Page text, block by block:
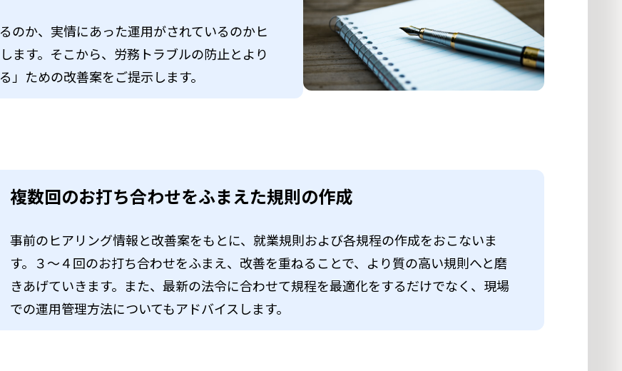
のか、実情にあった運用がされているのかヒ
ます。そこから、労務トラブルの防止とより
」ための改善案をご提示します。
複数回のお打ち合わせをふまえた規則の作成
事前のヒアリング情報と改善案をもとに、就業規則および各規程の作成をおこないま
す。３～４回のお打ち合わせをふまえ、改善を重ねることで、より質の高い規則へと磨
きあげていきます。また、最新の法令に合わせて規程を最適化をするだけでなく、現場
での運用管理方法についてもアドバイスします。